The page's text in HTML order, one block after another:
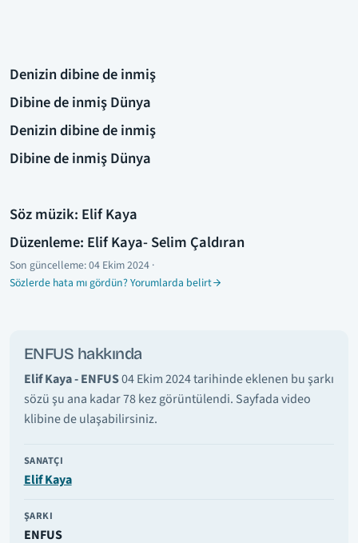
Denizin dibine de inmiş
Dibine de inmiş Dünya
Denizin dibine de inmiş
Dibine de inmiş Dünya
Söz müzik: Elif Kaya
Düzenleme: Elif Kaya- Selim Çaldıran
Son güncelleme:04 Ekim 2024 ·
Sözlerde hata mı gördün? Yorumlarda belirt
ENFUS hakkında
Elif Kaya - ENFUS04 Ekim 2024 tarihinde eklenen bu şarkı
sözü şu ana kadar 78 kez görüntülendi. Sayfada video
klibine de ulaşabilirsiniz.
SANATÇI
Elif Kaya
ŞARKI
ENFUS